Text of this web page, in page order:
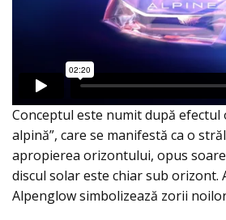
Conceptul este numit după efectul
alpină”, care se manifestă ca o
apropierea orizontului, opus
discul solar este chiar sub orizont.
Alpenglow simbolizează zorii